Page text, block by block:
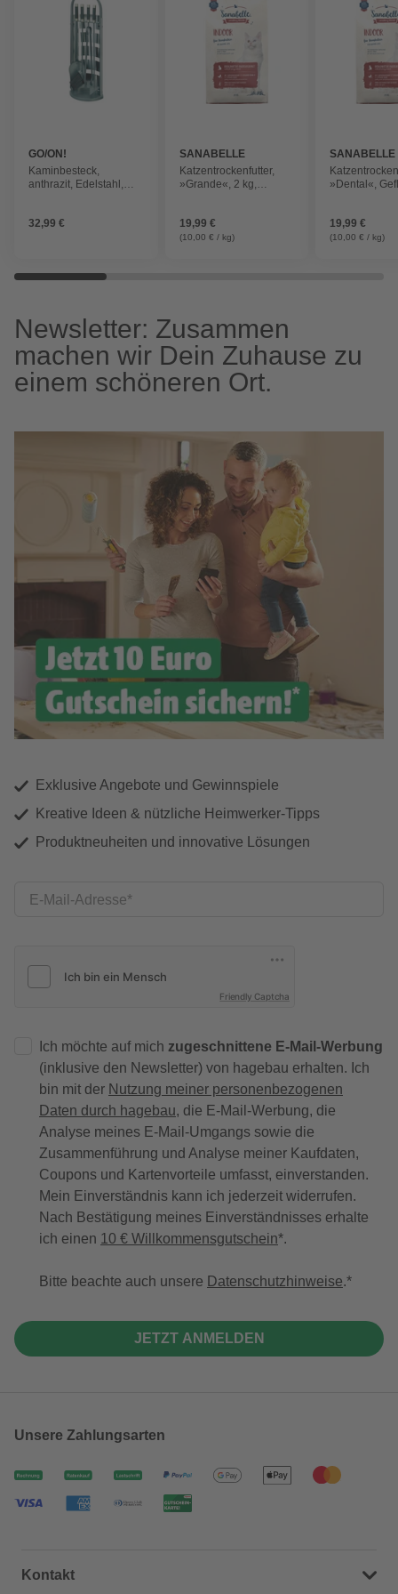
GO/ON!
Kaminbesteck,
anthrazit, Edelstahl,
32,99 €
SANABELLE
Katzentrockenfutter,
»Grande«, 2 kg,
19,99 €
(10,00 € / kg)
SANABELLE
»Dental«,
19,99 €
(10,00 € / kg)
Newsletter: Zusammen
machen wir Dein Zuhause zu
einem schöneren Ort.
Exklusive Angebote und Gewinnspiele
Kreative Ideen & nützliche Heimwerker-Tipps
Produktneuheiten und innovative Lösungen
E-Mail-Adresse
Friendly Captcha
Ich möchte auf mich zugeschnittene E-Mail-Werbung
(inklusive den Newsletter) von hagebau erhalten. Ich
bin mit der Nutzung meiner personenbezogenen
Daten durch hagebau, die E-Mail-Werbung, die
Analyse meines E-Mail-Umgangs sowie die
Zusammenführung und Analyse meiner Kaufdaten,
Coupons und Kartenvorteile umfasst, einverstanden.
Mein Einverständnis kann ich jederzeit widerrufen.
Nach Bestätigung meines Einverständnisses erhalte
ich einen 10 € Willkommensgutschein*.
Bitte beachte auch unsere Datenschutzhinweise.
JETZT ANMELDEN
Unsere Zahlungsarten
Kontakt